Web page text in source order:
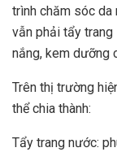
trình chăm sóc da
vẫn phải tẩy trang
nắng, kem dưỡng
Trên thị trường
thể chia thành:
Tẩy trang nước: